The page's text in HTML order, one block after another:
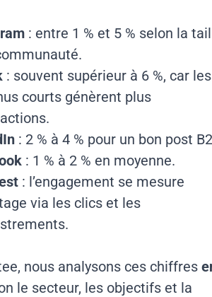
: entre 1 % et 5 % selon la
: souvent supérieur à 6 %, car les
courts génèrent plus
: 2 % à 4 % pour un bon post
: 1 % à 2 % en moyenne.
: l’engagement se mesure
via les clics et les
nous analysons ces chiffres
le secteur, les objectifs et la